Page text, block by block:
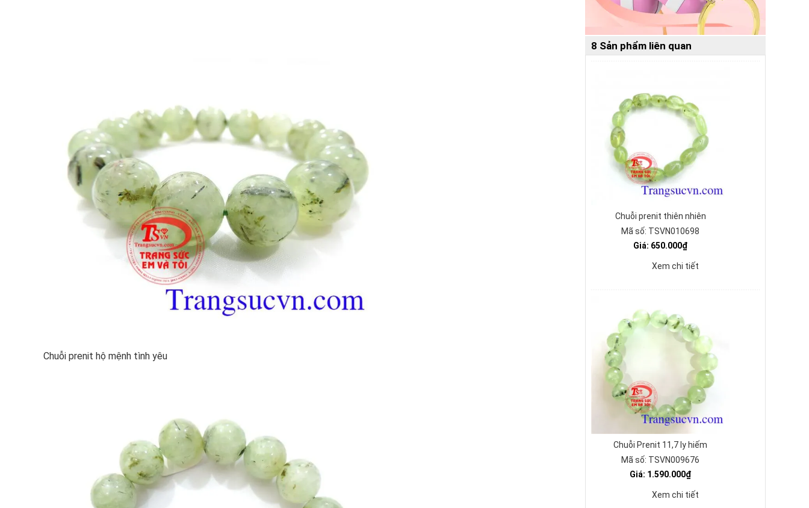
Chuỗi prenit hộ mệnh tình yêu
8 Sản phẩm liên quan
Chuỗi prenit thiên nhiên
Mã số: TSVN010698
Giá: 650.000₫
Xem chi tiết
Chuỗi Prenit 11,7 ly hiếm
Mã số: TSVN009676
Giá: 1.590.000₫
Xem chi tiết